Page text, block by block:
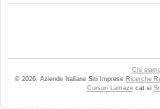
Chi
© 2026. Aziende Italiane Siti Imprese Ricerche
Cursuri Lamazecat si